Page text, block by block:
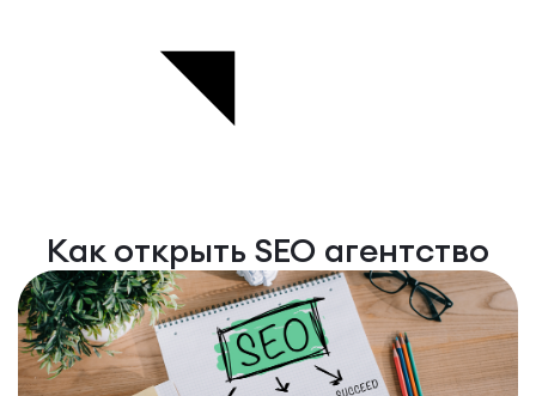
Как открыть SEO агентство